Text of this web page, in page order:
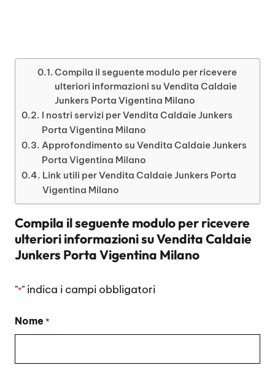
Compila il seguente modulo per ricevere
ulteriori informazioni su Vendita Caldaie
Junkers Porta Vigentina Milano
I nostri servizi per Vendita Caldaie Junkers
Porta Vigentina Milano
Approfondimento su Vendita Caldaie Junkers
Porta Vigentina Milano
Link utili per Vendita Caldaie Junkers Porta
Vigentina Milano
Compila il seguente modulo per ricevere
ulteriori informazioni suVendita Caldaie
Junkers Porta Vigentina Milano
"*" indica i campi obbligatori
Nome *